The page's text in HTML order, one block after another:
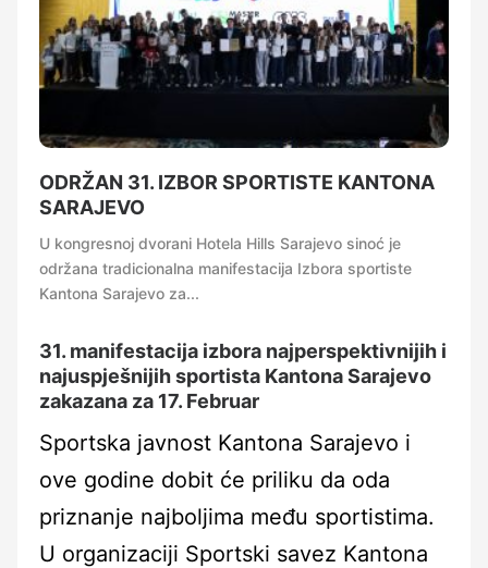
ODRŽAN 31. IZBOR SPORTISTE KANTONA
SARAJEVO
U kongresnoj dvorani Hotela Hills Sarajevo sinoć je
održana tradicionalna manifestacija Izbora sportiste
Kantona Sarajevo za...
31. manifestacija izbora najperspektivnijih i
najuspješnijih sportista Kantona Sarajevo
zakazana za 17. Februar
Sportska javnost Kantona Sarajevo i
ove godine dobit će priliku da oda
priznanje najboljima među sportistima.
U organizaciji Sportski savez Kantona